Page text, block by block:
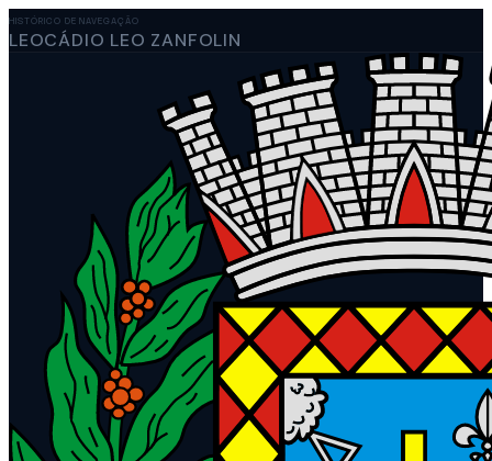
HISTÓRICO DE NAVEGAÇÃO
LEOCÁDIO LEO ZANFOLIN